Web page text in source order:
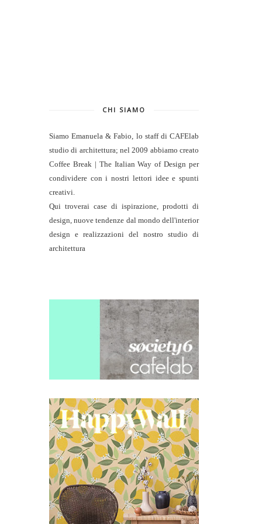
CHI SIAMO
Siamo Emanuela & Fabio, lo staff di CAFElab
studio di architettura; nel 2009 abbiamo creato
Coffee Break | The Italian Way of Design per
condividere con i nostri lettori idee e spunti
creativi.
Qui troverai case di ispirazione, prodotti di
design, nuove tendenze dal mondo dell'interior
design e realizzazioni del nostro studio di
architettura